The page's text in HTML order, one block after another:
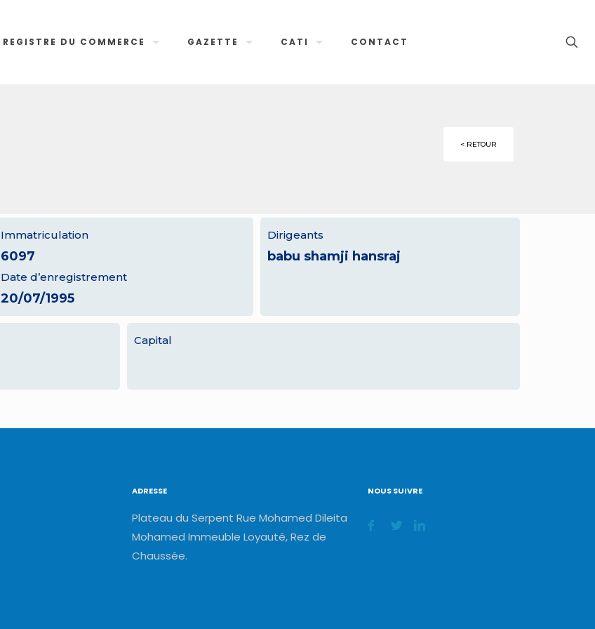
REGISTRE DU COMMERCE GAZETTE CATI CONTACT
< RETOUR
Immatriculation
6097
Date d’enregistrement
20/07/1995
Dirigeants
babu shamji hansraj
Capital
ADRESSE
Plateau du Serpent Rue Mohamed Dileita
Mohamed Immeuble Loyauté, Rez de
Chaussée.
NOUS SUIVRE